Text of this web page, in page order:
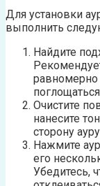
Для установки
выполнить
Найдите
равномерно
Очистите
нанесите
сторону
Нажмите
его
Убедитесь,